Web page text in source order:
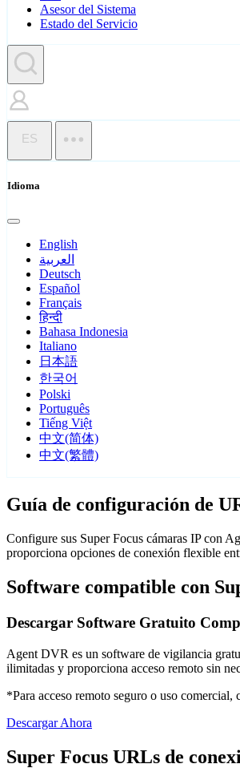
Asesor del Sistema
Estado del Servicio
ES
Idioma
English
العربية
Deutsch
Español
Français
हिन्दी
Bahasa Indonesia
Italiano
日本語
한국어
Polski
Português
Tiếng Việt
中文(简体)
中文(繁體)
Guía de configuración de
Configure sus Super Focus cámaras IP con
proporciona opciones de conexión flexible
Software compatible con
Descargar Software Gratuito
Agent DVR es un software de vigilancia
ilimitadas y proporciona acceso remoto sin
*Para acceso remoto seguro o uso comercial,
Descargar Ahora
Super Focus URLs de